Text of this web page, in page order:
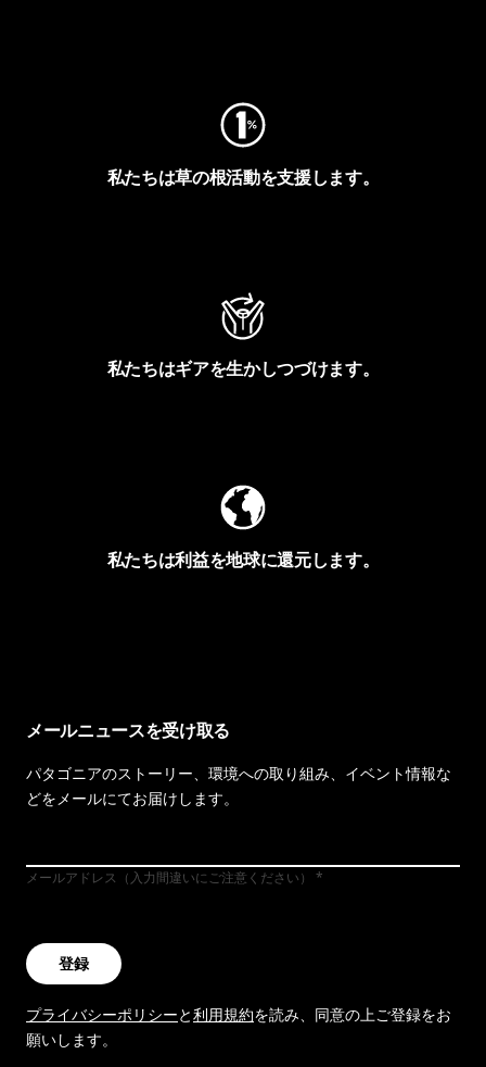
私たちは草の根活動を支援します。
私たちはギアを生かしつづけます。
私たちは利益を地球に還元します。
メールニュースを受け取る
パタゴニアのストーリー、環境への取り組み、イベント情報な
どをメールにてお届けします。
メールアドレス（入力間違いにご注意ください）
登録
プライバシーポリシーと利用規約を読み、同意の上ご登録をお
願いします。